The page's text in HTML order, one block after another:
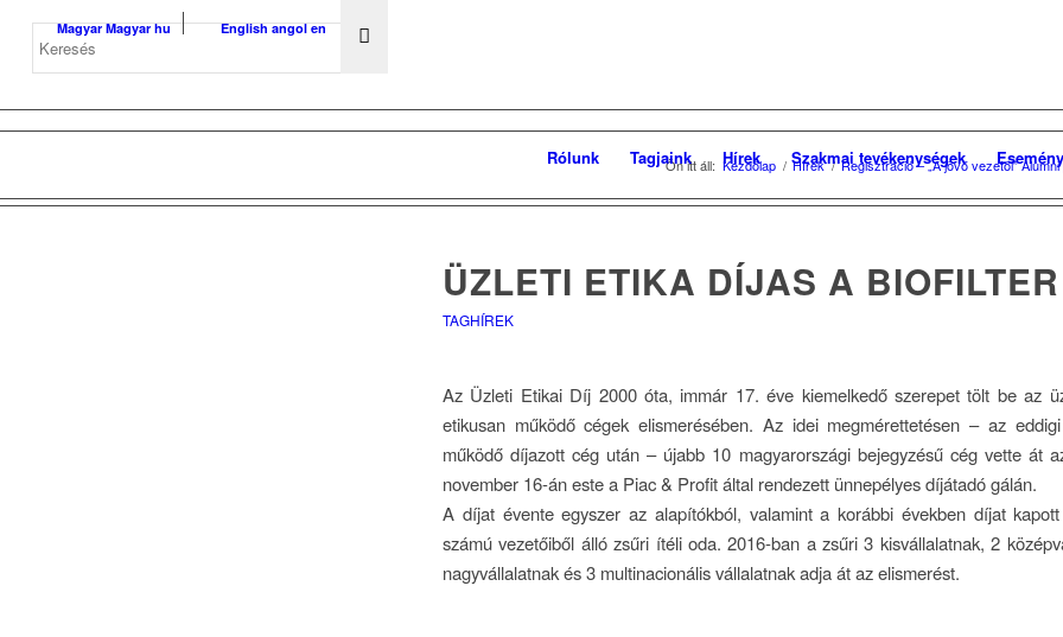
Magyar Magyar hu English angol en
Rólunk Tagjaink Hírek Szakmai tevékenységek
Ön itt áll: Kezdőlap / Hírek / Regisztráció – „A jövő vezetői”
ÜZLETI ETIKA DÍJAS A BIOFILTER
TAGHÍREK
Az Üzleti Etikai Díj 2000 óta, immár 17. éve kiemelkedő szerepet tölt be az
etikusan működő cégek elismerésében. Az idei megmérettetésen – az
működő díjazott cég után – újabb 10 magyarországi bejegyzésű cég vette át
november 16-án este a Piac & Profit által rendezett ünnepélyes díjátadó gálán.
A díjat évente egyszer az alapítókból, valamint a korábbi években díjat
számú vezetőiből álló zsűri ítéli oda. 2016-ban a zsűri 3 kisvállalatnak, 2
nagyvállalatnak és 3 multinacionális vállalatnak adja át az elismerést.